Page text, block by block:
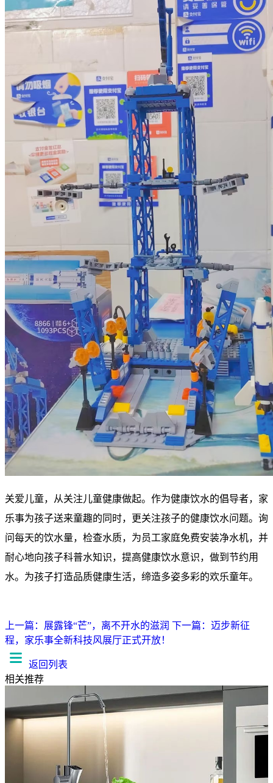
关爱儿童，从关注儿童健康做起。作为健康饮水的倡导者，家
乐事为孩子送来童趣的同时，更关注孩子的健康饮水问题。询
问每天的饮水量，检查水质，为员工家庭免费安装净水机，并
耐心地向孩子科普水知识，提高健康饮水意识，做到节约用
水。为孩子打造品质健康生活，缔造多姿多彩的欢乐童年。
上一篇：展露锋“芒”，离不开水的滋润 下一篇：迈步新征
程，家乐事全新科技风展厅正式开放！
返回列表
相关推荐